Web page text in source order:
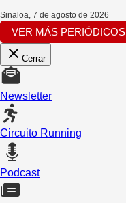
Sinaloa, 7 de agosto de 2026
VER MÁS PERIÓDICOS
Cerrar
Newsletter
Circuito Running
Podcast